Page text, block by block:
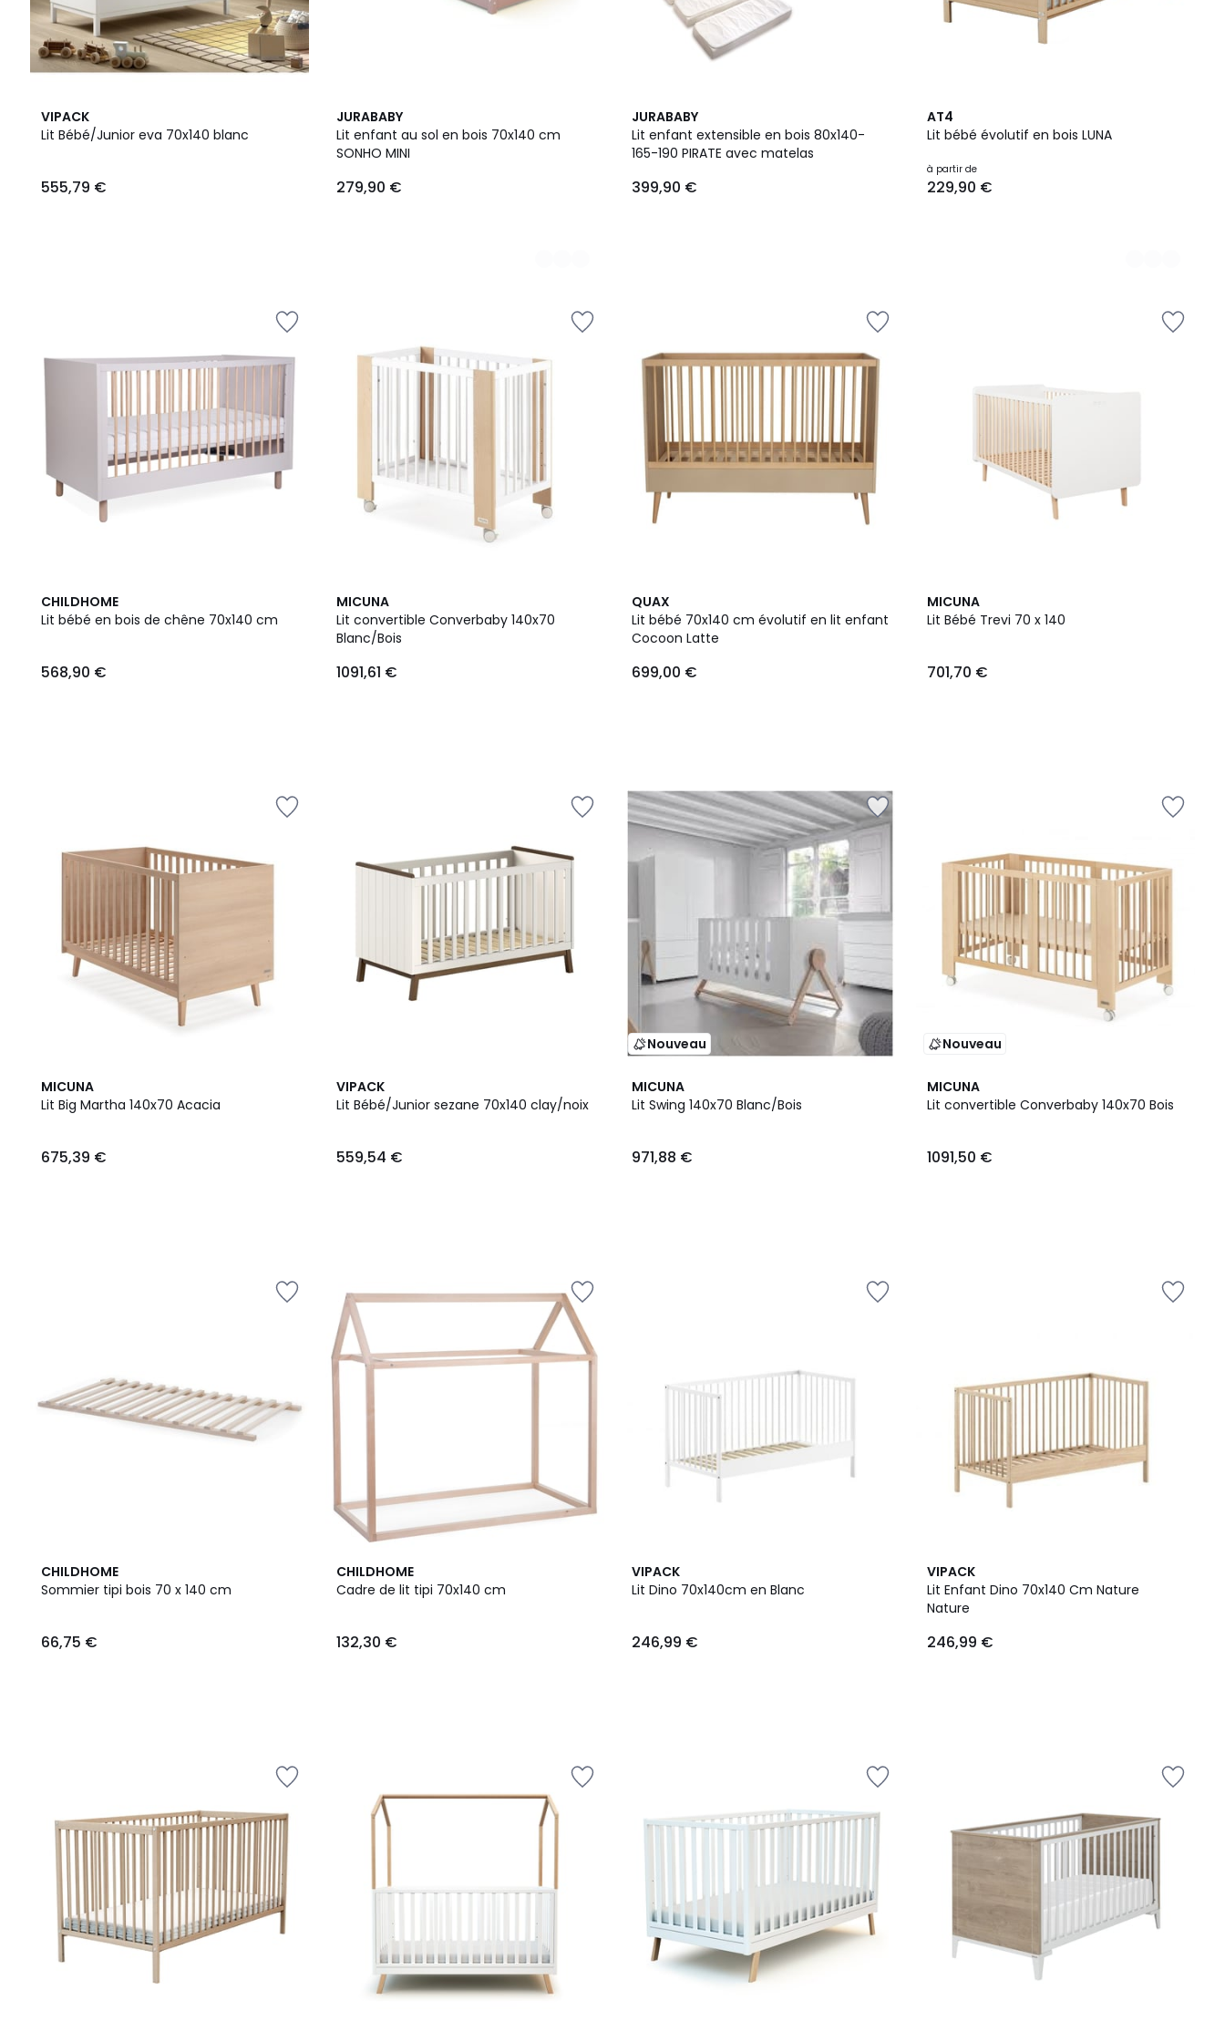
VIPACK
Lit Bébé/Junior eva 70x140 blanc
555,79 €
JURABABY
Lit enfant au sol en bois 70x140 cm
SONHO MINI
279,90 €
3
Couleurs
JURABABY
Lit enfant extensible en bois 80x140-
165-190 PIRATE avec matelas
399,90 €
AT4
Lit bébé évolutif en bois LUNA
à partir de
229,90 €
3
Couleurs
CHILDHOME
Lit bébé en bois de chêne 70x140 cm
568,90 €
MICUNA
Lit convertible Converbaby 140x70
Blanc/Bois
1091,61 €
QUAX
Lit bébé 70x140 cm évolutif en lit enfant
Cocoon Latte
699,00 €
MICUNA
Lit Bébé Trevi 70 x 140
701,70 €
MICUNA
Lit Big Martha 140x70 Acacia
675,39 €
VIPACK
Lit Bébé/Junior sezane 70x140 clay/noix
559,54 €
Nouveau
MICUNA
Lit Swing 140x70 Blanc/Bois
971,88 €
Nouveau
MICUNA
Lit convertible Converbaby 140x70 Bois
1091,50 €
CHILDHOME
Sommier tipi bois 70 x 140 cm
66,75 €
CHILDHOME
Cadre de lit tipi 70x140 cm
132,30 €
VIPACK
Lit Dino 70x140cm en Blanc
246,99 €
VIPACK
Lit Enfant Dino 70x140 Cm Nature
Nature
246,99 €